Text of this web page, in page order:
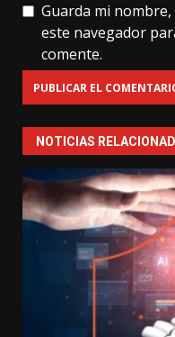
Guarda mi
este navegador
comente.
NOTICIAS